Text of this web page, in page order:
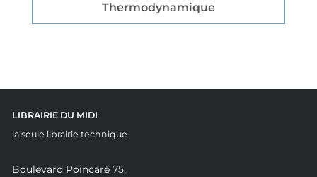
Thermodynamique
LIBRAIRIE DU MIDI
la seule librairie technique
Boulevard Poincaré 75,